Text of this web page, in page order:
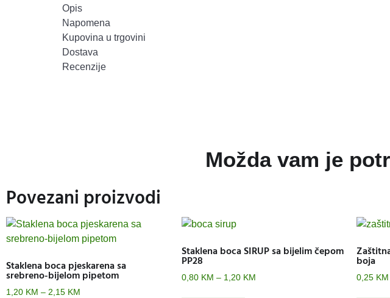
Opis
Napomena
Kupovina u trgovini
Dostava
Recenzije
Možda vam je
Povezani proizvodi
Staklena boca pjeskarena sa
srebreno-bijelom pipetom
1,20 KM – 2,15 KM
Staklena boca SIRUP sa bijelim čepom
PP28
0,80 KM – 1,20 KM
boja
0,25 KM